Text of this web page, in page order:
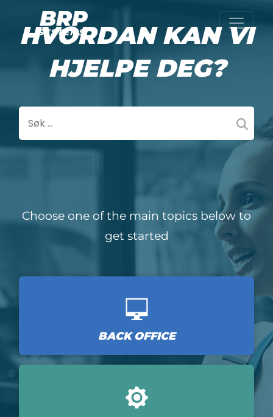
HVORDAN KAN VI
HJELPE DEG?
Choose one of the main topics below to
get started
BACK OFFICE